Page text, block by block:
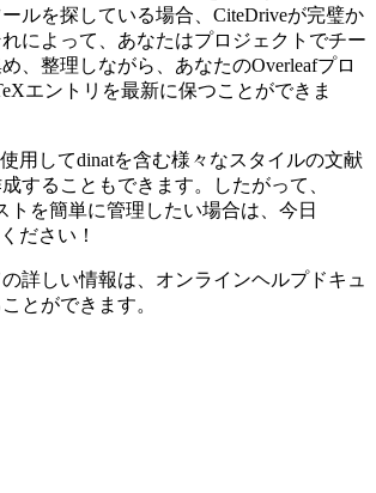
ルを探している場合、CiteDriveが完璧か
によって、あなたはプロジェクトでチー
、整理しながら、あなたのOverleafプロ
エントリを最新に保つことができま
用してdinatを含む様々なスタイルの文献
することもできます。したがって、
トを簡単に管理したい場合は、今日
ださい！
詳しい情報は、オンラインヘルプドキュ
とができます。